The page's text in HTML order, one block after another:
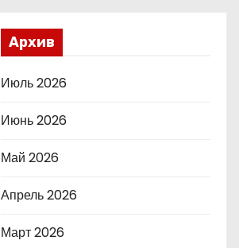
Архив
Июль 2026
Июнь 2026
Май 2026
Апрель 2026
Март 2026